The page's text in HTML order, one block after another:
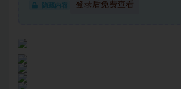
隐藏内容 登录后免费查看